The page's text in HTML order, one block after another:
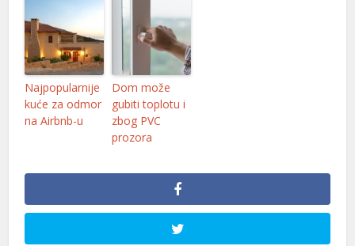
Najpopularnije
kuće za odmor
na Airbnb-u
Dom može
gubiti toplotu i
zbog PVC
prozora